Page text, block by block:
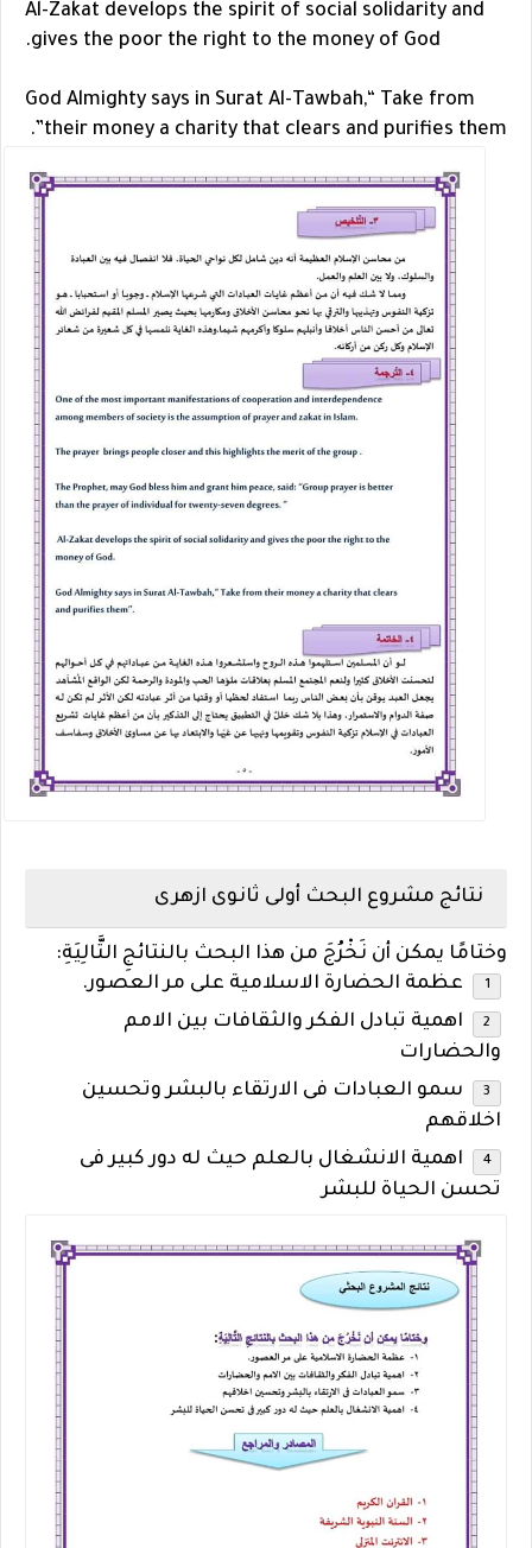
Al-Zakat develops the spirit of social solidarity and
gives the poor the right to the money of God.
God Almighty says in Surat Al-Tawbah,“ Take from
their money a charity that clears and purifies them”.
نتائج مشروع البحث أولى ثانوى ازهرى
وختامًا يمكن أن نَخْرُجَ من هذا البحث بالنتائجِ التَّالِيَةِ:
عظمة الحضارة الاسلامية على مر العصور.
اهمية تبادل الفكر والثقافات بين الامم
والحضارات
سمو العبادات فى الارتقاء بالبشر وتحسين
اخلاقهم
اهمية الانشغال بالعلم حيث له دور كبير فى
تحسن الحياة للبشر